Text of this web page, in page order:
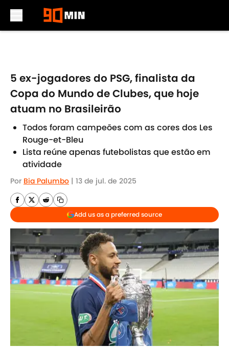
5 ex-jogadores do PSG, finalista da
Copa do Mundo de Clubes, que hoje
atuam no Brasileirão
Todos foram campeões com as cores dos Les
Rouge-et-Bleu
Lista reúne apenas futebolistas que estão em
atividade
Por Bia Palumbo | 13 de jul. de 2025
Add us as a preferred source